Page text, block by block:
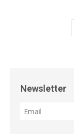
Newsletter